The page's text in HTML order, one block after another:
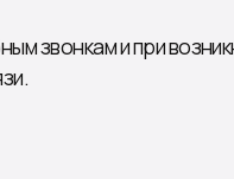
звонкам и при